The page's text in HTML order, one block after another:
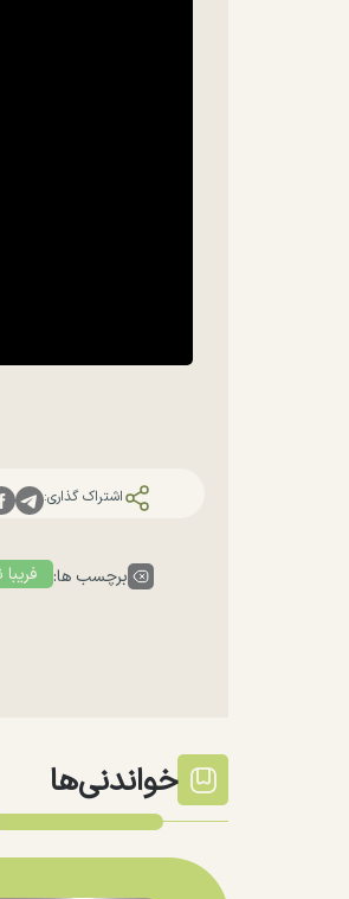
اشتراک گذاری:
برچسب ها:
خواندنی‌ها